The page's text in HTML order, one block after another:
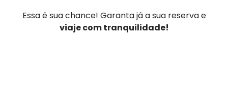
Essa é sua chance! Garanta já a sua reserva e
viaje com tranquilidade!